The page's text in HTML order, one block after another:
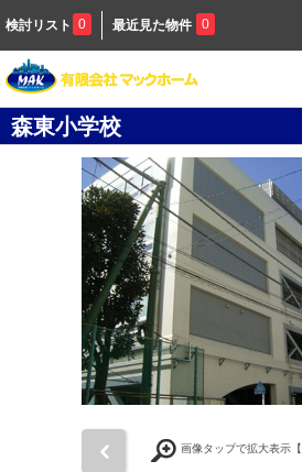
検討リスト 0 最近見た物件 0
森東小学校
画像タップで拡大表示【